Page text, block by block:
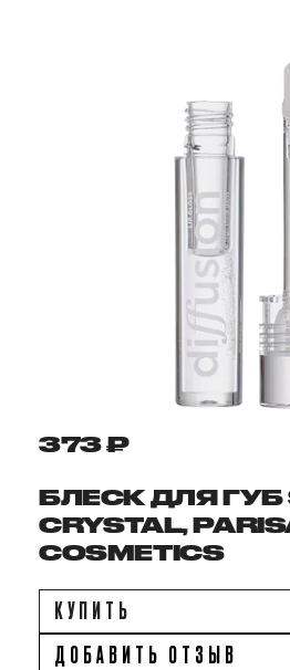
373 ₽
БЛЕСК ДЛЯ ГУБ
CRYSTAL,
COSMETICS
КУПИТЬ
ДОБАВИТЬ ОТЗЫВ